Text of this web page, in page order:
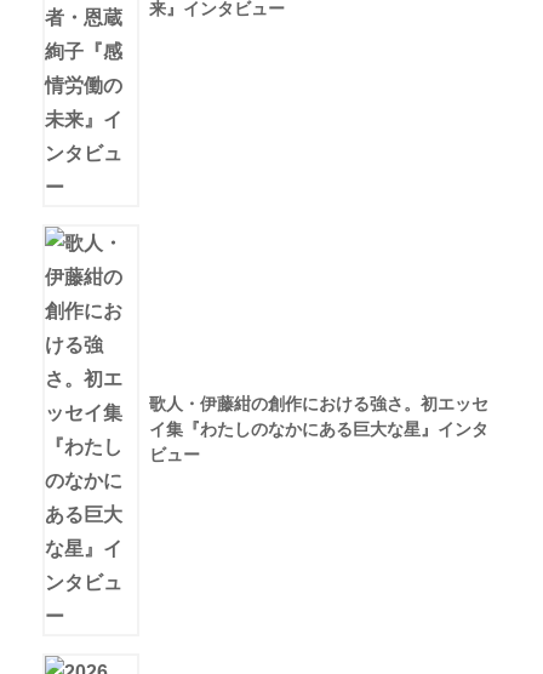
来』インタビュー
歌人・伊藤紺の創作における強さ。初エッセ
イ集『わたしのなかにある巨大な星』インタ
ビュー